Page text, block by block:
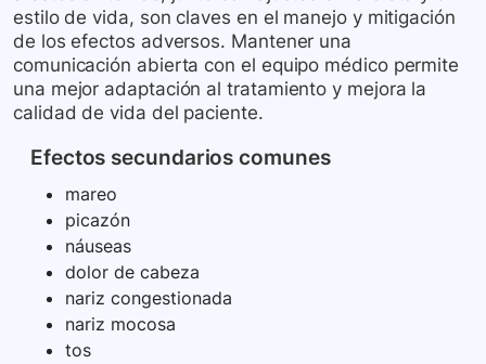
estilo de vida, son claves en el manejo y mitigación
de los efectos adversos. Mantener una
comunicación abierta con el equipo médico permite
una mejor adaptación al tratamiento y mejora la
calidad de vida del paciente.
Efectos secundarios comunes
mareo
picazón
náuseas
dolor de cabeza
nariz congestionada
nariz mocosa
tos